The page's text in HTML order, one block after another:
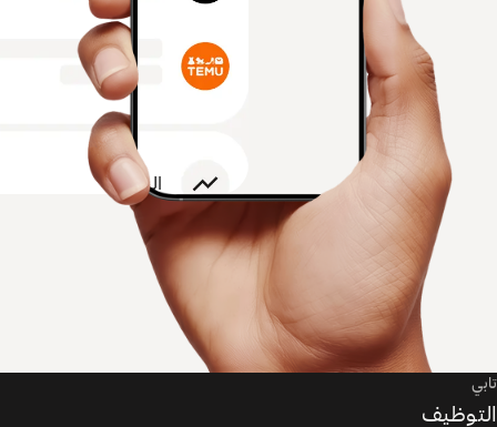
تابي
التوظيف